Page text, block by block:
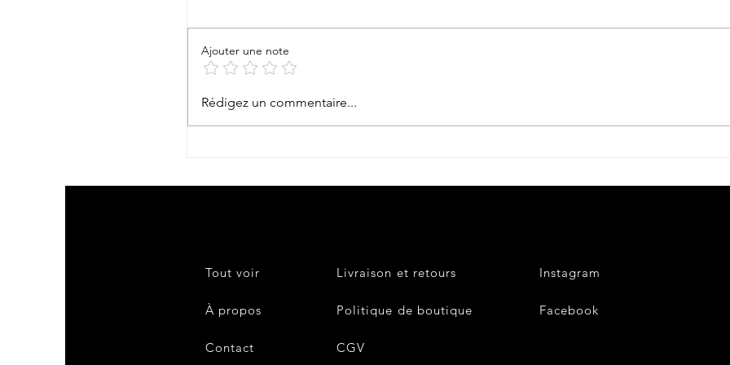
Te Aito Ma’ohi !
Ajouter une note
Rédigez un commentaire...
Tout voir
À propos
Contact
Livraison et retours
Politique de boutique
CGV
Instagram
Facebook